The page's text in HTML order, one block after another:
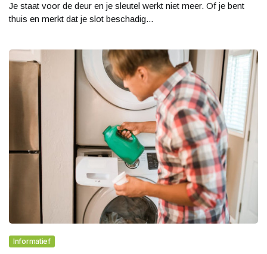
Je staat voor de deur en je sleutel werkt niet meer. Of je bent
thuis en merkt dat je slot beschadig...
Informatief